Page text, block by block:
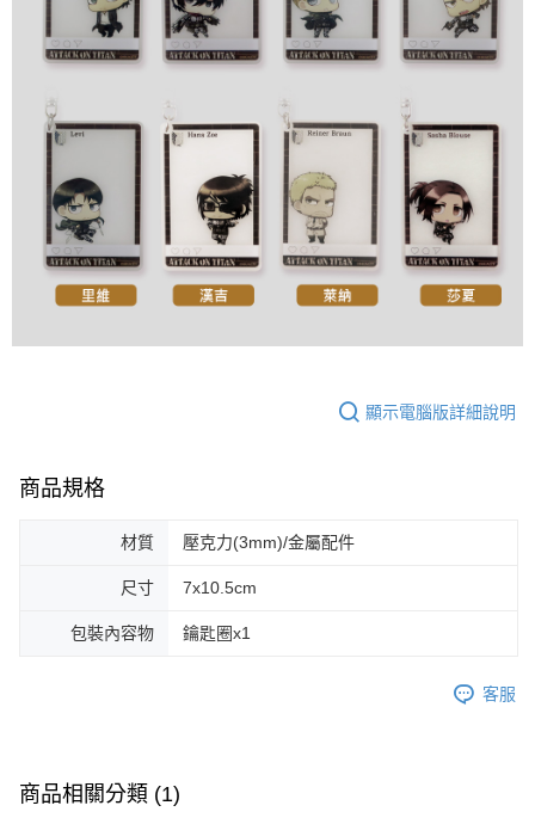
顯示電腦版詳細說明
商品規格
材質 壓克力(3mm)/金屬配件
尺寸 7x10.5cm
包裝內容物 鑰匙圈x1
客服
商品相關分類 (1)